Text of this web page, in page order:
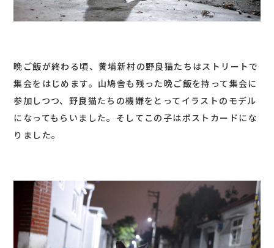
晩ご飯が終わる頃、黄埔新村の野良猫たちはストリートで
集会をはじめます。山鳩舎も残った晩ご飯を持って集会に
参加しつつ、野良猫たちの機嫌をとってイラストのモデル
になってもらいました。そしてこの子はポストカードにな
りました。